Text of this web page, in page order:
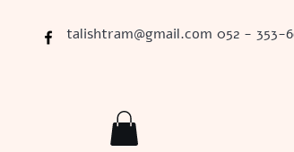
talishtram@gmail.com 052 - 353-